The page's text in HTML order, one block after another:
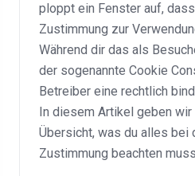
ploppt ein Fenster auf,
Zustimmung zur
Während dir das als
der sogenannte Cookie
Betreiber eine rechtlich
In diesem Artikel geben
Übersicht, was du alles bei
Zustimmung beachten